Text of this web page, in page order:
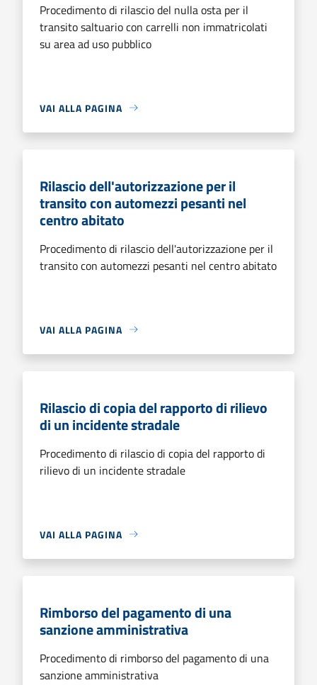
Procedimento di rilascio del nulla osta per il
transito saltuario con carrelli non immatricolati
su area ad uso pubblico
VAI ALLA PAGINA
Rilascio dell'autorizzazione per il
transito con automezzi pesanti nel
centro abitato
Procedimento di rilascio dell'autorizzazione per il
transito con automezzi pesanti nel centro abitato
VAI ALLA PAGINA
Rilascio di copia del rapporto di rilievo
di un incidente stradale
Procedimento di rilascio di copia del rapporto di
rilievo di un incidente stradale
VAI ALLA PAGINA
Rimborso del pagamento di una
sanzione amministrativa
Procedimento di rimborso del pagamento di una
sanzione amministrativa